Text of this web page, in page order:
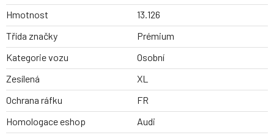
Hmotnost
13.126
Třída značky
Prémium
Kategorie vozu
Osobní
Zesílená
XL
Ochrana ráfku
FR
Homologace eshop
Audi